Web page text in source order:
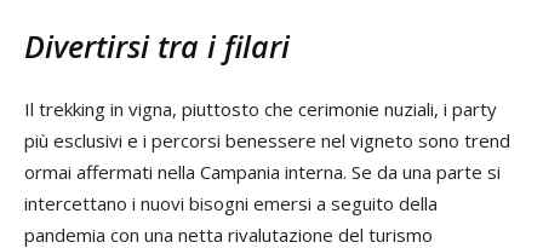
Divertirsi tra i filari
Il trekking in vigna, piuttosto che cerimonie nuziali, i party
più esclusivi e i percorsi benessere nel vigneto sono trend
ormai affermati nella Campania interna. Se da una parte si
intercettano i nuovi bisogni emersi a seguito della
pandemia con una netta rivalutazione del turismo